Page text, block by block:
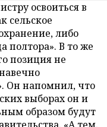
освоиться в
сельское
либо
полтора». В то же
позиция не
Он напомнил, что
выборах он и
образом будут